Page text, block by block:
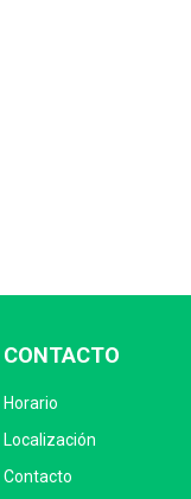
CONTACTO
Horario
Localización
Contacto